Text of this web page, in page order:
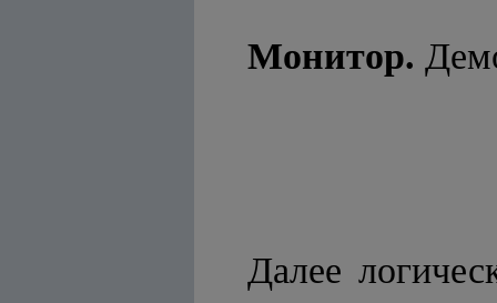
Монитор.
Далее